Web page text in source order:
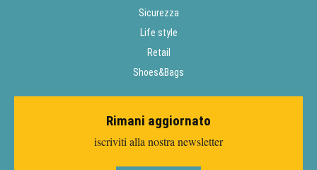
Sicurezza
Life style
Retail
Shoes&Bags
Rimani aggiornato
iscriviti alla nostra newsletter